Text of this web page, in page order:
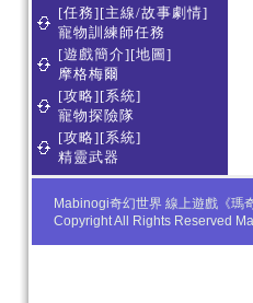
[任務][主線/故事劇情]
寵物訓練師任務
[遊戲簡介][地圖]
摩格梅爾
[攻略][系統]
寵物探險隊
[攻略][系統]
精靈武器
Mabinogi奇幻世界 線上遊戲《瑪
Copyright All Rights Reserved